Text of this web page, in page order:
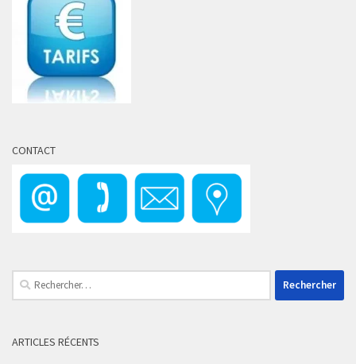
CONTACT
Rechercher :
ARTICLES RÉCENTS